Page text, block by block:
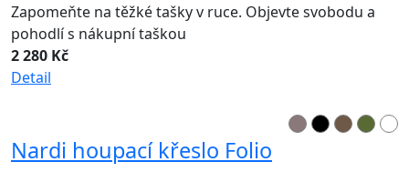
Zapomeňte na těžké tašky v ruce. Objevte svobodu a
pohodlí s nákupní taškou
2 280 Kč
Detail
Nardi houpací křeslo Folio